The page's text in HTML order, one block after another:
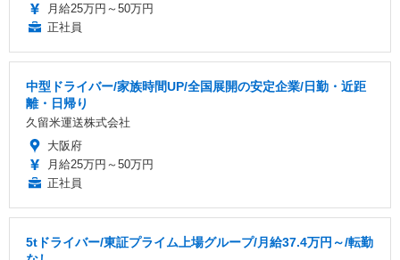
月給25万円～50万円
正社員
中型ドライバー/家族時間UP/全国展開の安定企業/日勤・近距
離・日帰り
久留米運送株式会社
大阪府
月給25万円～50万円
正社員
5tドライバー/東証プライム上場グループ/月給37.4万円～/転勤